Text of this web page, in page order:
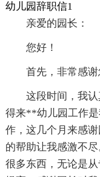
幼儿园辞职信1
亲爱的园长：
您好！
首先，非常感谢
这段时间，我
得来**幼儿园工作
作，这几个月来感
的帮助让我感激不
很多东西，无论是